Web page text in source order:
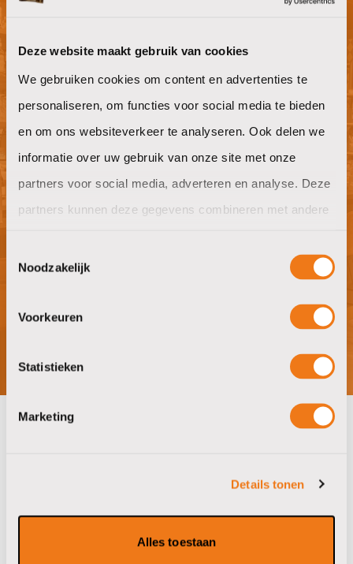
Deze website maakt gebruik van cookies
We gebruiken cookies om content en advertenties te
personaliseren, om functies voor social media te bieden
en om ons websiteverkeer te analyseren. Ook delen we
informatie over uw gebruik van onze site met onze
partners voor social media, adverteren en analyse. Deze
partners kunnen deze gegevens combineren met andere
verzameld op basis van uw gebruik van hun services.
Noodzakelijk
Voorkeuren
Statistieken
Marketing
Details tonen
Alles toestaan
Willen jullie ook goeie koffie op het
werk?
offerte aanvragen
onze partners